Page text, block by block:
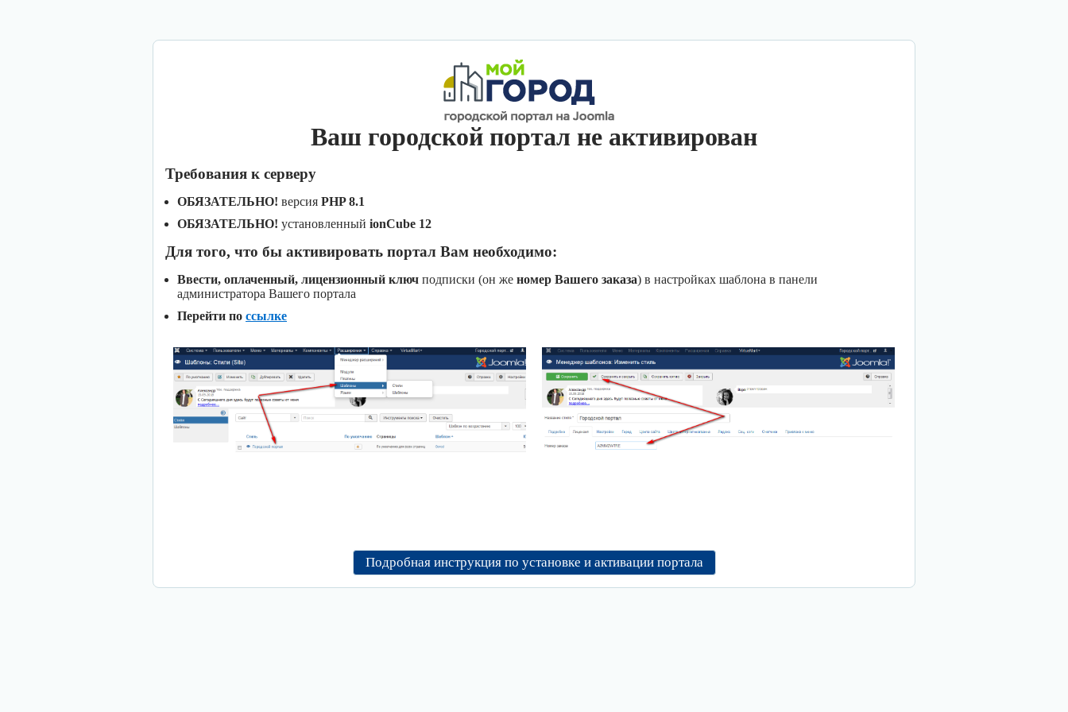
Ваш городской портал не активирован
Требования к серверу
ОБЯЗАТЕЛЬНО! версия PHP 8.1
ОБЯЗАТЕЛЬНО! установленный ionCube 12
Для того, что бы активировать портал Вам необходимо:
Ввести, оплаченный, лицензионный ключ подписки (он же номер Вашего заказа) в настройках шаблона в панели
администратора Вашего портала
Перейти по ссылке
Подробная инструкция по установке и активации портала